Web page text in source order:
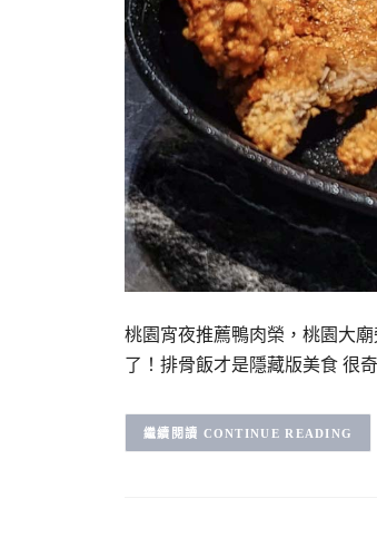
桃園宵夜推薦鴨肉榮，桃園大
了！排骨飯才是隱藏版美食 很
CONTINUE READING